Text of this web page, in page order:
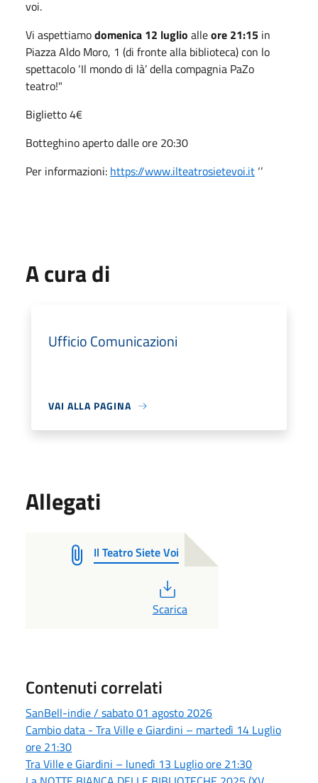
voi.
Vi aspettiamodomenica 12 luglio alleore 21:15 in
Piazza Aldo Moro, 1 (di fronte alla biblioteca) con lo
spettacolo ‘Il mondo di là’ della compagnia PaZo
teatro!"
Biglietto 4€
Botteghino aperto dalle ore 20:30
Per informazioni: https://www.ilteatrosietevoi.it ‘’
A cura di
Ufficio Comunicazioni
VAI ALLA PAGINA
Allegati
Il Teatro Siete Voi
Scarica
Contenuti correlati
SanBell-indie / sabato 01 agosto 2026
Cambio data - Tra Ville e Giardini – martedì 14 Luglio
ore 21:30
Tra Ville e Giardini – lunedì 13 Luglio ore 21:30